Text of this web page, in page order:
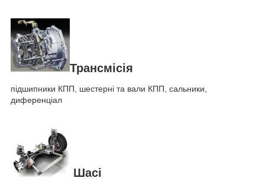
Трансмісія
підшипники КПП, шестерні та вали КПП, сальники,
диференціал
Шасі